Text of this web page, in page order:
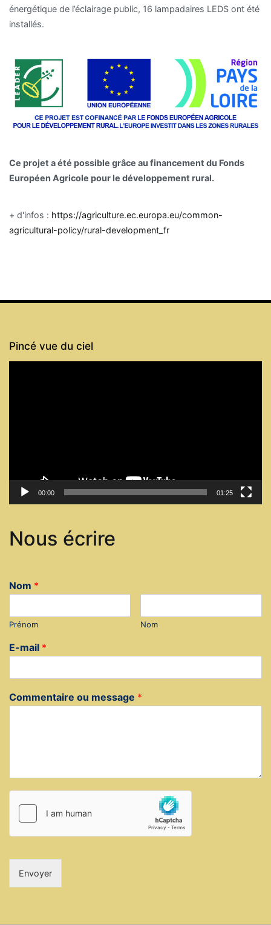
énergétique de l’éclairage public, 16 lampadaires LEDS ont été
installés.
Ce projet a été possible grâce au financement du Fonds
Européen Agricole pour le développement rural.
+ d'infos : https://agriculture.ec.europa.eu/common-
agricultural-policy/rural-development_fr
Pincé vue du ciel
00:00 01:25
Nous écrire
Nom *
Prénom Nom
E-mail *
Commentaire ou message *
Envoyer